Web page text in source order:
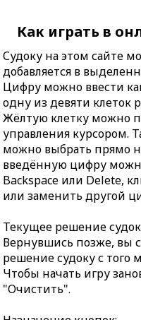
Как играть в
Судоку на этом сайте
добавляется в
Цифру можно ввести
одну из девяти клеток
Жёлтую клетку можно
управления курсором.
можно выбрать прямо
введённую цифру
Backspace или Delete,
или заменить другой
Текущее решение
Вернувшись позже, вы
решение судоку с того
Чтобы начать игру
"Очистить".